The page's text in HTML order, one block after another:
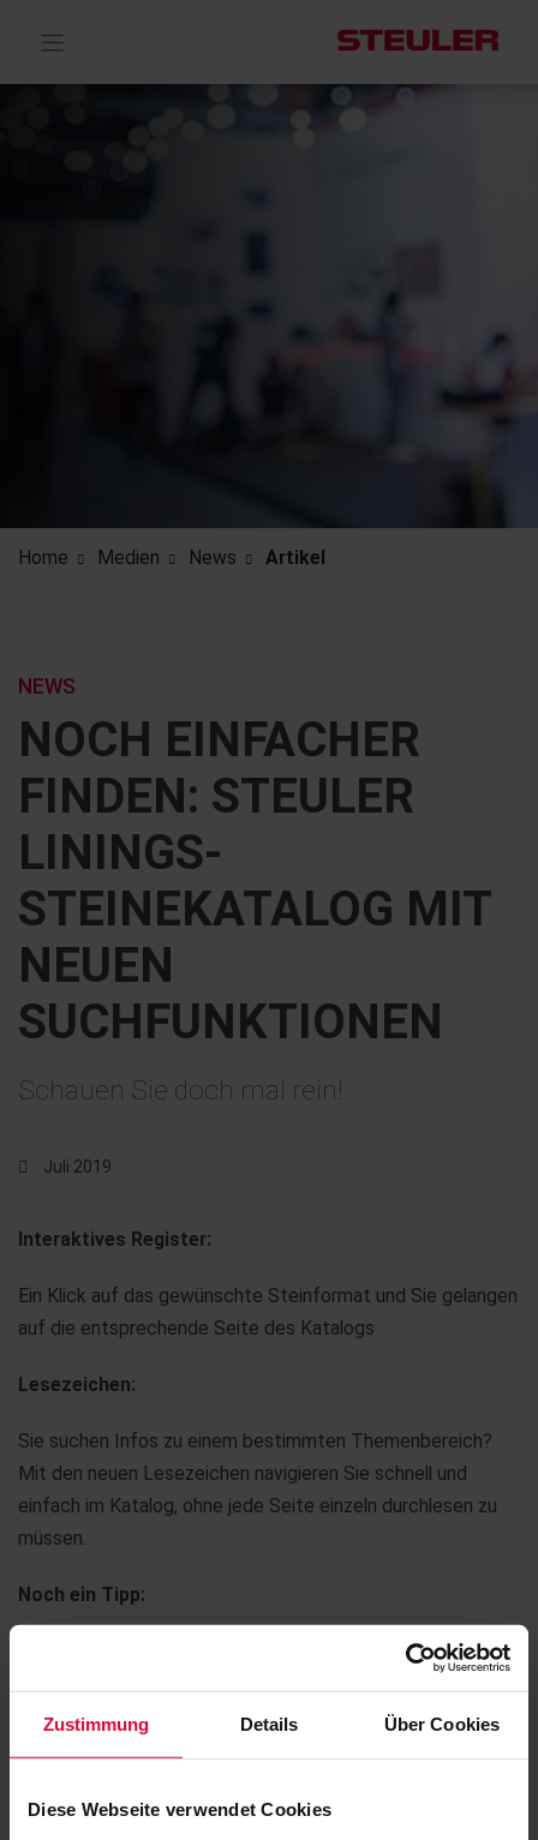
Zustimmung Details Über Cookies
Diese Webseite verwendet Cookies
Home Medien News Artikel
NOCH EINFACHER
FINDEN: STEULER
LININGS-
STEINEKATALOG MIT
NEUEN
SUCHFUNKTIONEN
NEWS
Schauen Sie doch mal rein!
Juli 2019
Interaktives Register:
Ein Klick auf das gewünschte Steinformat und Sie gelangen
auf die entsprechende Seite des Katalogs
Lesezeichen:
Sie suchen Infos zu einem bestimmten Themenbereich?
Mit den neuen Lesezeichen navigieren Sie schnell und
einfach im Katalog, ohne jede Seite einzeln durchlesen zu
müssen.
Noch ein Tipp:
Die im Browser eingebundene PDF-Reader-Funktion
den Steinekatalog einfach im Adobe Acrobat Reader –